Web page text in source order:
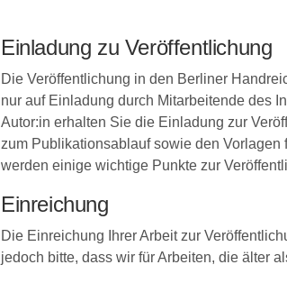
Einladung zu Veröffentlichung
Die Veröffentlichung in den Berliner
nur auf Einladung durch Mitarbeitende des
Autor:in erhalten Sie die Einladung zur
zum Publikationsablauf sowie den
werden einige wichtige Punkte zur
Einreichung
Die Einreichung Ihrer Arbeit zur
jedoch bitte, dass wir für Arbeiten, die älter